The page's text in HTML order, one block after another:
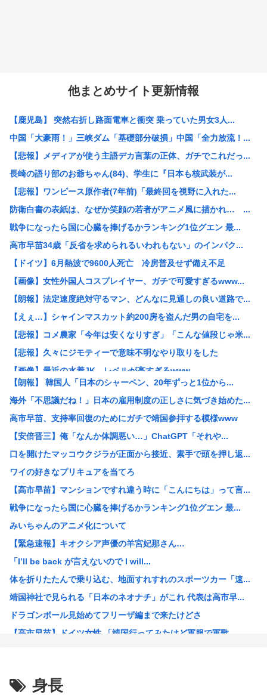
他まとめサイト更新情報
【鹿児島】 突然右折し路面電車と衝突 乗っていた男女3人...
中国「大豪雨！」三峡ダム「基礎部分破損」中国「全力放流！...
【悲報】メディアが使う主語デカ言葉の正体、ガチでこれだっ...
長崎の語り部のお爺ちゃん(84)、学生に『日本も核武装が...
【悲報】ワンピース原作者(7年前)「最終回を視野に入れた...
防衛白書の表紙は、なぜか笑顔の若者がアニメ風に描かれ… ...
戦争になったら国に心臓を捧げるかランキング1位グエン 最...
高市早苗34歳「反省を求められるいわれもない」のインパク...
【ドイツ】6月熱波で9600人死亡 冷房普及せず備え不足
【画像】女性外国人コスプレイヤー、ガチで可愛すぎるwww...
【朗報】法定速度絶対守るマン、どんなに見通しの良い道路で...
【えぇ…】シャインマスカット約200房を盗んだ男の自宅を...
【悲報】コメ農家「今年は安くなりすぎ」「こんな値段じゃ米...
【悲報】久々にジモティーで意味不明なやり取りをした
【画像】最近の水着JK、レベルが高すぎるwww
ガチで死にたい時ってどうしたらいいの？
中国人「中国では赤信号でも右折できます」
「あきれてモノが言えない」「国を維持できるの？」外国人の...
X民「北欧は税金50%で高福祉、日本は税金45.7%も取...
独身女性(46)「子供も産めない、この先何を生きがいにし...
【画像】Hカップグラドル「どんな私も愛してね❤」
ウクライナがモスクワに向けて初の弾道ミサイルを発射か？！
【平成レジェンド】宮沢りえ『サンタフェ』保存で38歳講師...
【阿波おどり】女性踊り手を狙った無断撮影が問題に…SNS...
シカ「全部喰った」 祭り中止10へ
【画像】例の美人すぎるおにぎり屋、裏でおっさんが汗だくで...
「かなり小さくなって…」大腸がんで人工肛門…松本人志〝青...
女さん、正論「30過ぎた独身男って20くらいのまま精神年...
「日本で1番有名なドイツ人」、意見が分かれる
【朗報】 韓国人「日本のシャーペン、20年ずっと1位から...
海外「不思議だね！」日本の雇用制度の正しさに気づき始めた...
高市早苗、支持率回復のためにガチで靖国参拝する模様www
【安倍晋三】俺「なんか体調悪い…」ChatGPT「それや...
口を開けたマッコウクジラが正面から接近、素手で頭を押し返...
ワイの好きなプリキュアを当てろ
【高市早苗】マンションですれ違う時に「こんにちは」って言...
戦争になったら国に心臓を捧げるかランキング1位グエン 最...
みいちゃんのアニメ化について
【緊急速報】キオクシア声優の羊宮妃那さん…
「I’ll be back が言えないので I will...
体を折りたたんで乗り込む、地面すれすれのスポーツカー「速...
靖国神社で見られる「日本のネオナチ」がこれ 代表は高市早...
ドラゴンボール見始めてフリーザ編まで来たけどさ
【高市早苗】ドイツ女性 「靖国行ってみたけど軍服で軍歌...
韓国人「昨日Jリーグで韓国人選手絶対やってはいけないプレ...
身長